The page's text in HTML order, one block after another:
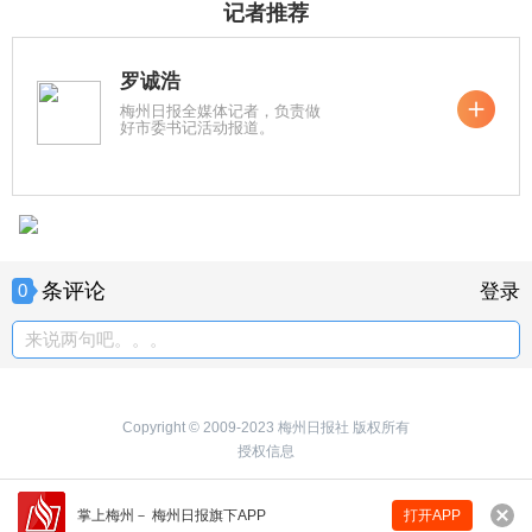
掌上梅州 － 梅州日报旗下APP 打开APP
记者推荐
罗诚浩
梅州日报全媒体记者，负责做
好市委书记活动报道。
0 条评论 登录
来说两句吧。。。
Copyright © 2009-2023 梅州日报社 版权所有
授权信息